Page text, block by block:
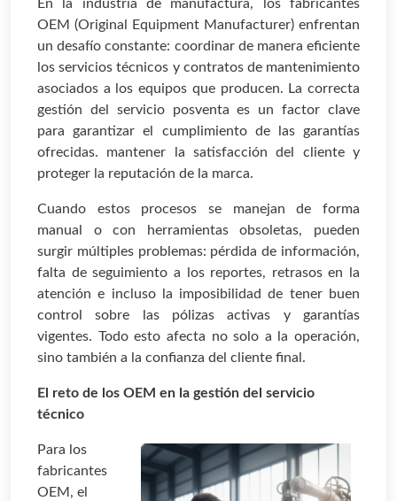
En la industria de manufactura, los fabricantes
OEM (Original Equipment Manufacturer) enfrentan
un desafío constante: coordinar de manera eficiente
los servicios técnicos y contratos de mantenimiento
asociados a los equipos que producen. La correcta
gestión del servicio posventa es un factor clave
para garantizar el cumplimiento de las garantías
ofrecidas. mantener la satisfacción del cliente y
proteger la reputación de la marca.
Cuando estos procesos se manejan de forma
manual o con herramientas obsoletas, pueden
surgir múltiples problemas: pérdida de información,
falta de seguimiento a los reportes, retrasos en la
atención e incluso la imposibilidad de tener buen
control sobre las pólizas activas y garantías
vigentes. Todo esto afecta no solo a la operación,
sino también a la confianza del cliente final.
El reto de los OEM en la gestión del servicio
técnico
Para los
fabricantes
OEM, el